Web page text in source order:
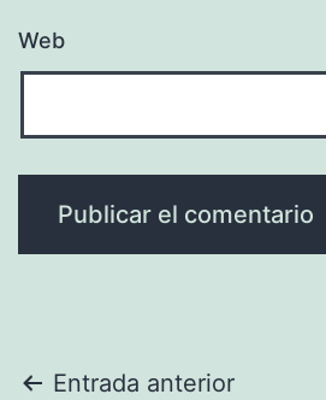
Web
Navegación
Entrada anterior